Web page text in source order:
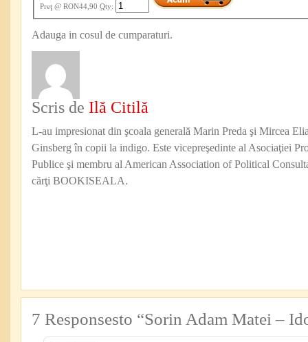
Preţ@ RON44,90 Qty:
Adauga in cosul de cumparaturi.
Scris de Ilă Citilă
L-au impresionat din şcoala generală Marin Preda şi Mircea
Ginsberg în copii la indigo. Este vicepreşedinte al Asociaţiei
Publice şi membru al American Association of Political
cărţi BOOKISEALA.
7 Responsesto “Sorin Adam Matei –